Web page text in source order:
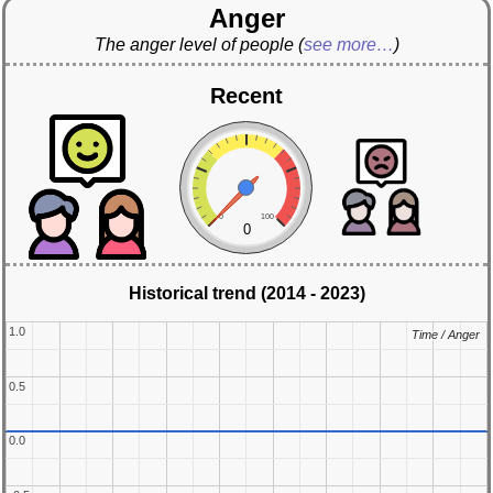
Anger
The anger level of people (see more…)
Recent
0 100
0
Historical trend (2014 - 2023)
0.0
0.0
0.5
0.5
1.0
1.0 Time / Anger
Time / Anger